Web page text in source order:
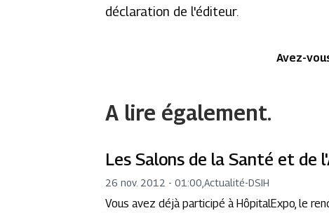
déclaration de l'éditeur.
Avez-
A lire également.
Les Salons de la Santé et de
26 nov. 2012 - 01:00 ,Actualité-DSIH
Vous avez déjà participé à HôpitalExpo, le